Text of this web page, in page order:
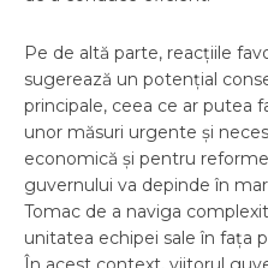
Pe de altă parte, reacțiile
sugerează un potențial
principale, ceea ce ar putea
unor măsuri urgente și
economică și pentru
guvernului va depinde în
Tomac de a naviga
unitatea echipei sale în fața